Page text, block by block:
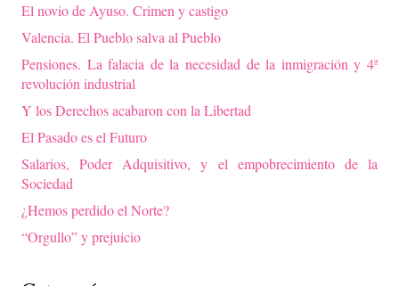
El novio de Ayuso. Crimen y castigo
Valencia. El Pueblo salva al Pueblo
Pensiones. La falacia de la necesidad de la inmigración y 4ª
revolución industrial
Y los Derechos acabaron con la Libertad
El Pasado es el Futuro
Salarios, Poder Adquisitivo, y el empobrecimiento de la
Sociedad
¿Hemos perdido el Norte?
“Orgullo” y prejuicio